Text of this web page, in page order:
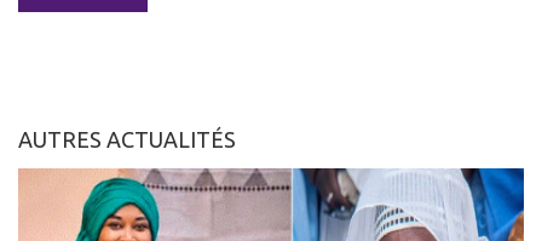
AUTRES ACTUALITÉS